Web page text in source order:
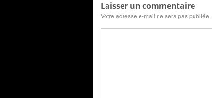
Laisser un commentaire
Votre adresse e-mail ne sera pas publiée.